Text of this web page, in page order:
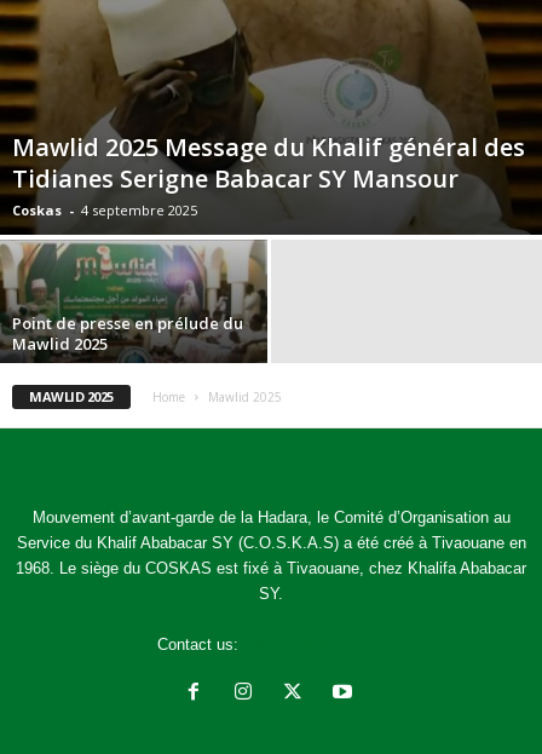
Mawlid 2025 Message du Khalif général des
Tidianes Serigne Babacar SY Mansour
Coskas - 4 septembre 2025
Point de presse en prélude du
Mawlid 2025
MAWLID 2025 Home Mawlid 2025
Mouvement d’avant-garde de la Hadara, le Comité d’Organisation au
Service du Khalif Ababacar SY (C.O.S.K.A.S) a été créé à Tivaouane en
1968. Le siège du COSKAS est fixé à Tivaouane, chez Khalifa Ababacar
SY.
Contact us: